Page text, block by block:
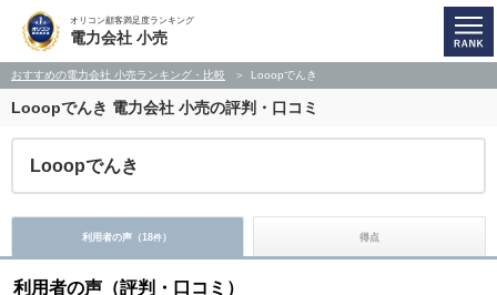
オリコン顧客満足度ランキング
電力会社 小売
おすすめの電力会社 小売ランキング・比較 Looopでんき
Looopでんき 電力会社 小売の評判・口コミ
Looopでんき
利用者の声（18件） 得点
利用者の声（評判・口コミ）